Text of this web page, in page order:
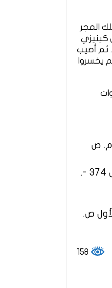
ملك المجر
كينيزي
ثم أصيب
يخسروا
أدلة الخام. ص
(2) فرانز بابينجر (1992). محمد الفاتح ووقته. مطبعة جامعة برينستون. ص 374 -.
ص.